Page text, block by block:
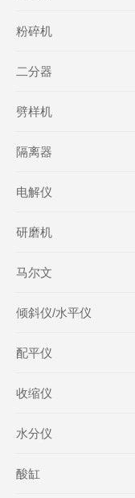
粉碎机
二分器
劈样机
隔离器
电解仪
研磨机
马尔文
倾斜仪/水平仪
配平仪
收缩仪
水分仪
酸缸